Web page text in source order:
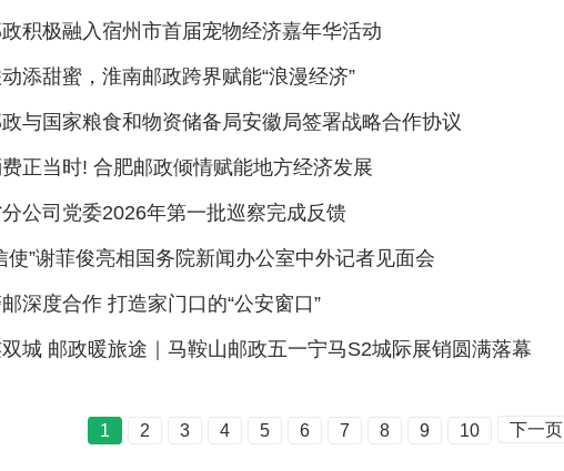
积极融入宿州市首届宠物经济嘉年华活动
添甜蜜，淮南邮政跨界赋能“浪漫经济”
与国家粮食和物资储备局安徽局签署战略合作协议
正当时! 合肥邮政倾情赋能地方经济发展
公司党委2026年第一批巡察完成反馈
使”谢菲俊亮相国务院新闻办公室中外记者见面会
深度合作 打造家门口的“公安窗口”
城 邮政暖旅途｜马鞍山邮政五一宁马S2城际展销圆满落幕
1 2 3 4 5 6 7 8 9 10 下一页